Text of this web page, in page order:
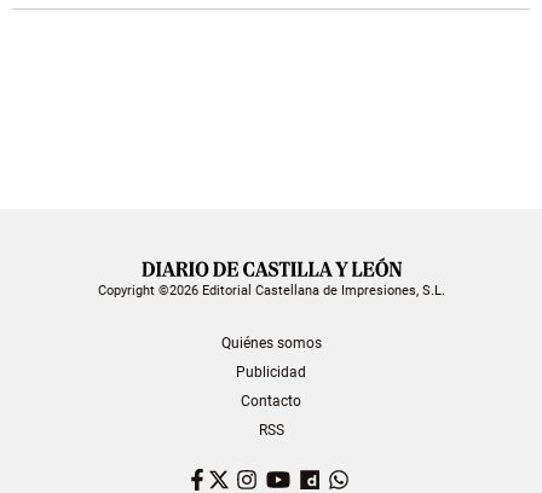
Copyright ©2026 Editorial Castellana de Impresiones, S.L.
Quiénes somos
Publicidad
Contacto
RSS
Facebook
TwitterInstagram
YouTubeDailymotion